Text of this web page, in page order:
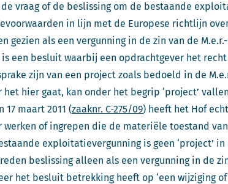
vraag of de beslissing om de bestaande
in lijn met de Europese richtlijn
gezien als een vergunning in de zin van de
een besluit waarbij een opdrachtgever het
zijn van een project zoals bedoeld in de
hier gaat, kan onder het begrip ‘project’
17 maart 2011 (zaaknr. C-275/09) heeft het Hof
werken of ingrepen die de materiële toestand
exploitatievergunning is geen ‘project’
beslissing alleen als een vergunning in de
het besluit betrekking heeft op ‘een wijziging